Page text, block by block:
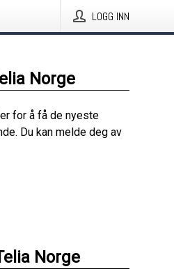
LOGG INN
Norge
for å få de nyeste
Du kan melde deg av
Norge